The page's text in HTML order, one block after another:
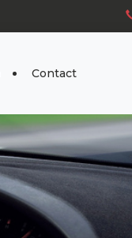
Contact